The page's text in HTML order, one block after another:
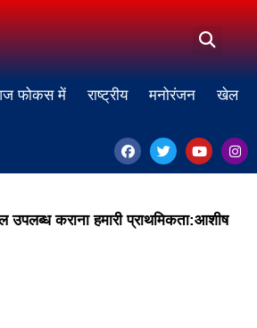
फोकस में राष्ट्रीय मनोरंजन खेल
उपलब्ध कराना हमारी प्राथमिकता:आशीष